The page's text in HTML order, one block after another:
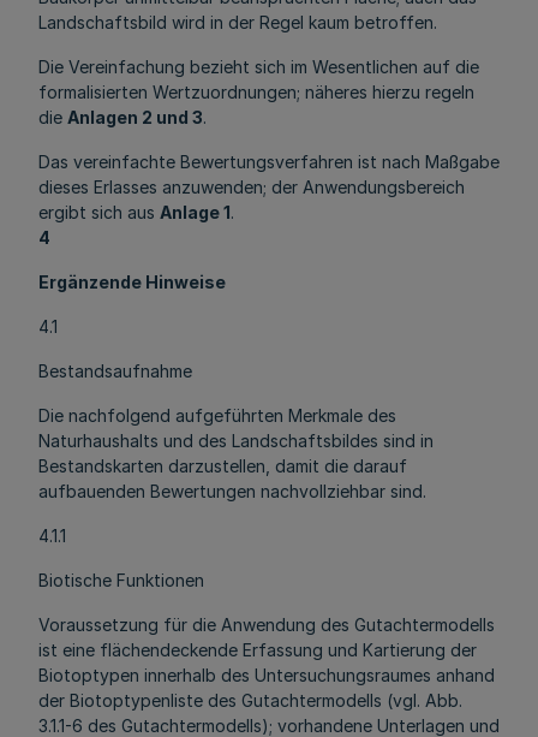
Landschaftsbild wird in der Regel kaum betroffen.
Die Vereinfachung bezieht sich im Wesentlichen auf die
formalisierten Wertzuordnungen; näheres hierzu regeln
die Anlagen 2 und 3.
Das vereinfachte Bewertungsverfahren ist nach Maßgabe
dieses Erlasses anzuwenden; der Anwendungsbereich
ergibt sich aus Anlage 1.
4
Ergänzende Hinweise
4.1
Bestandsaufnahme
Die nachfolgend aufgeführten Merkmale des
Naturhaushalts und des Landschaftsbildes sind in
Bestandskarten darzustellen, damit die darauf
aufbauenden Bewertungen nachvollziehbar sind.
4.1.1
Biotische Funktionen
Voraussetzung für die Anwendung des Gutachtermodells
ist eine flächendeckende Erfassung und Kartierung der
Biotoptypen innerhalb des Untersuchungsraumes anhand
der Biotoptypenliste des Gutachtermodells (vgl. Abb.
3.1.1-6 des Gutachtermodells); vorhandene Unterlagen und